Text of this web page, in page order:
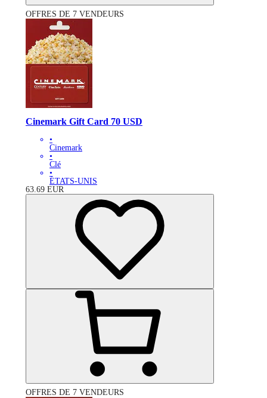
OFFRES DE 7 VENDEURS
Cinemark Gift Card 70 USD
•
Cinemark
•
Clé
•
ÉTATS-UNIS
63.69 EUR
OFFRES DE 7 VENDEURS